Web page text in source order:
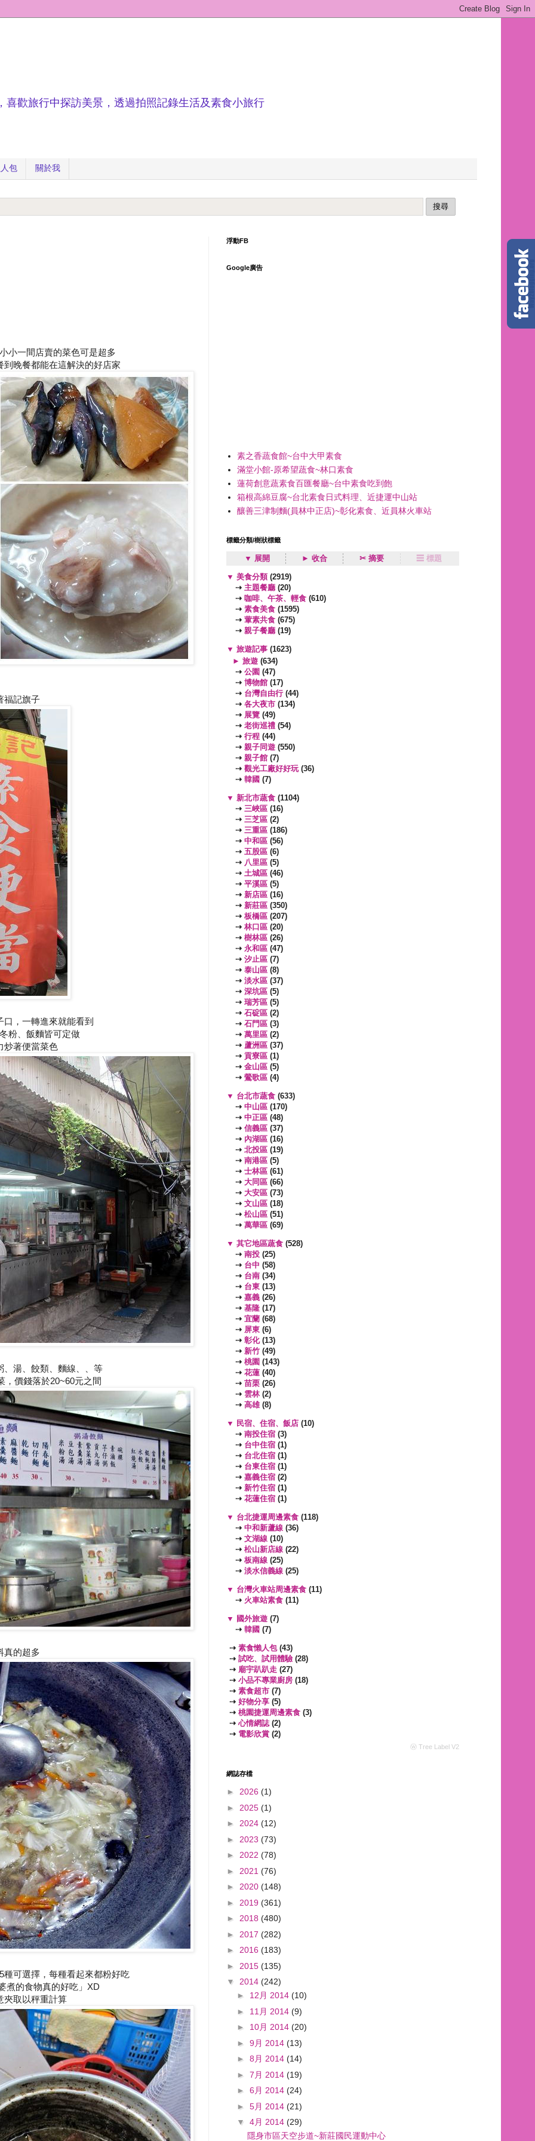
歡旅行中探訪美景，透過拍照記錄生活及素食小旅行
包 關於我
小一間店賣的菜色可是超多
晚餐都能在這解決的好店家
福記旗子
，一轉進來就能看到
粉、飯麵皆可定做
炒著便當菜色
湯、餃類、麵線、、等
，價錢落於20~60元之間
真的超多
可選擇，每種看起來都粉好吃
煮的食物真的好吃」XD
夾取以秤重計算
浮動FB
Google廣告
素之香蔬食館~台中大甲素食
滿堂小館-原希望蔬食~林口素食
蓮荷創意蔬素食百匯餐廳~台中素食吃到飽
箱根高綿豆腐~台北素食日式料理、近捷運中山站
釀善三津制麵(員林中正店)~彰化素食、近員林火車站
標籤分類/樹狀標籤
▼ 展開 ► 收合 ✂ 摘要 ☰ 標題
▼ 美食分類 (2919)
⇢ 主題餐廳 (20)
⇢ 咖啡、午茶、輕食 (610)
⇢ 素食美食 (1595)
⇢ 葷素共食 (675)
⇢ 親子餐廳 (19)
▼ 旅遊記事 (1623)
► 旅遊 (634)
⇢ 公園 (47)
⇢ 博物館 (17)
⇢ 台灣自由行 (44)
⇢ 各大夜市 (134)
⇢ 展覽 (49)
⇢ 老街巡禮 (54)
⇢ 行程 (44)
⇢ 親子同遊 (550)
⇢ 親子館 (7)
⇢ 觀光工廠好好玩(36)
⇢ 韓國 (7)
▼ 新北市蔬食 (1104)
⇢ 三峽區 (16)
⇢ 三芝區 (2)
⇢ 三重區 (186)
⇢ 中和區 (56)
⇢ 五股區 (6)
⇢ 八里區 (5)
⇢ 土城區 (46)
⇢ 平溪區 (5)
⇢ 新店區 (16)
⇢ 新莊區 (350)
⇢ 板橋區 (207)
⇢ 林口區 (20)
⇢ 樹林區 (26)
⇢ 永和區 (47)
⇢ 汐止區 (7)
⇢ 泰山區 (8)
⇢ 淡水區 (37)
⇢ 深坑區 (5)
⇢ 瑞芳區 (5)
⇢ 石碇區 (2)
⇢ 石門區 (3)
⇢ 萬里區 (2)
⇢ 蘆洲區 (37)
⇢ 貢寮區 (1)
⇢ 金山區 (5)
⇢ 鶯歌區 (4)
▼ 台北市蔬食 (633)
⇢ 中山區 (170)
⇢ 中正區 (48)
⇢ 信義區 (37)
⇢ 內湖區 (16)
⇢ 北投區 (19)
⇢ 南港區 (5)
⇢ 士林區 (61)
⇢ 大同區 (66)
⇢ 大安區 (73)
⇢ 文山區 (18)
⇢ 松山區 (51)
⇢ 萬華區 (69)
▼ 其它地區蔬食 (528)
⇢ 南投 (25)
⇢ 台中 (58)
⇢ 台南 (34)
⇢ 台東 (13)
⇢ 嘉義 (26)
⇢ 基隆 (17)
⇢ 宜蘭 (68)
⇢ 屏東 (6)
⇢ 彰化(13)
⇢ 新竹 (49)
⇢ 桃園 (143)
⇢ 花蓮 (40)
⇢ 苗栗 (26)
⇢ 雲林(2)
⇢ 高雄(8)
▼ 民宿、住宿、飯店 (10)
⇢ 南投住宿 (3)
⇢ 台中住宿 (1)
⇢ 台北住宿 (1)
⇢ 台東住宿 (1)
⇢ 嘉義住宿 (2)
⇢ 新竹住宿 (1)
⇢ 花蓮住宿 (1)
▼ 台北捷運周邊素食 (118)
⇢ 中和新蘆線 (36)
⇢ 文湖線 (10)
⇢ 松山新店線 (22)
⇢ 板南線 (25)
⇢ 淡水信義線 (25)
▼ 台灣火車站周邊素食 (11)
⇢ 火車站素食 (11)
▼ 國外旅遊 (7)
⇢ 韓國 (7)
⇢ 素食懶人包(43)
⇢ 試吃、試用體驗(28)
⇢ 廟宇趴趴走 (27)
⇢ 小品不專業廚房 (18)
⇢ 素食超市 (7)
⇢ 好物分享 (5)
⇢ 桃園捷運周邊素食 (3)
⇢心情網誌 (2)
⇢ 電影欣賞 (2)
ⓦ Tree Label V2
網誌存檔
► 2026 (1)
► 2025 (1)
► 2024 (12)
► 2023 (73)
► 2022 (78)
► 2021 (76)
► 2020 (148)
► 2019 (361)
► 2018 (480)
► 2017 (282)
► 2016 (183)
► 2015 (135)
▼ 2014 (242)
► 12月 2014 (10)
► 11月 2014 (9)
► 10月 2014 (20)
► 9月 2014 (13)
► 8月 2014 (14)
► 7月 2014 (19)
► 6月 2014 (24)
► 5月 2014 (21)
▼ 4月 2014 (29)
隱身市區天空步道~新莊國民運動中心